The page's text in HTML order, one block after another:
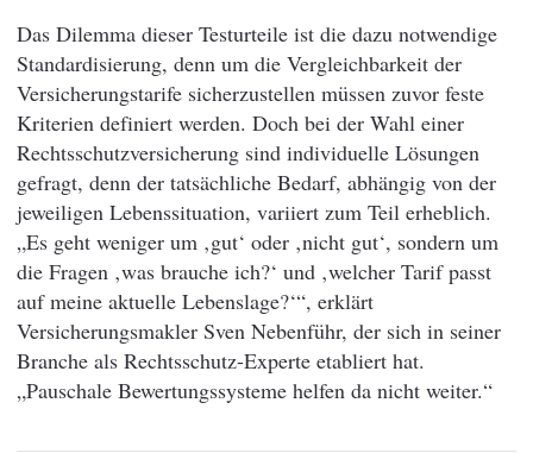
Das Dilemma dieser Testurteile ist die dazu notwendige
Standardisierung, denn um die Vergleichbarkeit der
Versicherungstarife sicherzustellen müssen zuvor feste
Kriterien definiert werden. Doch bei der Wahl einer
Rechtsschutzversicherung sind individuelle Lösungen
gefragt, denn der tatsächliche Bedarf, abhängig von der
jeweiligen Lebenssituation, variiert zum Teil erheblich.
„Es geht weniger um ‚gut‘ oder ‚nicht gut‘, sondern um
die Fragen ‚was brauche ich?‘ und ‚welcher Tarif passt
auf meine aktuelle Lebenslage?‘“, erklärt
Versicherungsmakler Sven Nebenführ, der sich in seiner
Branche als Rechtsschutz-Experte etabliert hat.
„Pauschale Bewertungssysteme helfen da nicht weiter.“